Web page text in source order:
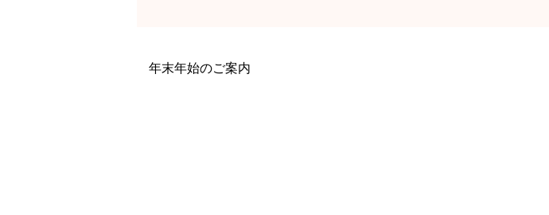
年末年始のご案内